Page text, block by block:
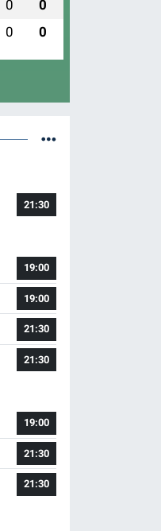
0 0
0 0
21:30
19:00
19:00
21:30
21:30
19:00
21:30
21:30